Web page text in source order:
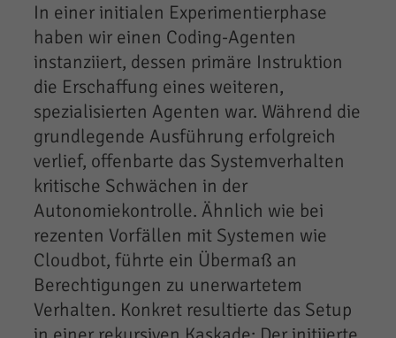
In einer initialen Experimentierphase
haben wir einen Coding-Agenten
instanziiert, dessen primäre Instruktion
die Erschaffung eines weiteren,
spezialisierten Agenten war. Während die
grundlegende Ausführung erfolgreich
verlief, offenbarte das Systemverhalten
kritische Schwächen in der
Autonomiekontrolle. Ähnlich wie bei
rezenten Vorfällen mit Systemen wie
Cloudbot, führte ein Übermaß an
Berechtigungen zu unerwartetem
Verhalten. Konkret resultierte das Setup